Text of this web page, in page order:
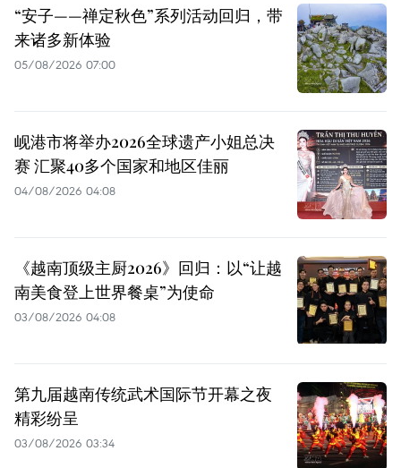
“安子——禅定秋色”系列活动回归，带
来诸多新体验
05/08/2026 07:00
岘港市将举办2026全球遗产小姐总决
赛 汇聚40多个国家和地区佳丽
04/08/2026 04:08
《越南顶级主厨2026》回归：以“让越
南美食登上世界餐桌”为使命
03/08/2026 04:08
第九届越南传统武术国际节开幕之夜
精彩纷呈
03/08/2026 03:34